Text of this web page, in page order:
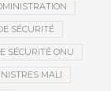
SÉCURITÉ
SÉCURITÉ ONU
MALI